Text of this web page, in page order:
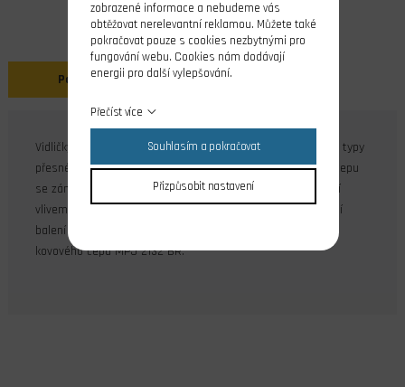
Popis
Vidličky se speciálním kovovým čepem vhodné pro všechny typy
přesného spojení táhel a ovládacích pák. Konec kovového čepu
se zámkem minimalizuje nebezpečí samovolného rozpojení
vlivem únavy nebo vibrací. K dispozici v bílé barvě. Součástí
balení jsou kovové čepy průměr 2 mm. Náhradní balení
kovového čepu MPJ 2132 BR.
zobrazené informace a nebudeme vás
obtěžovat nerelevantní reklamou. Můžete také
pokračovat pouze s cookies nezbytnými pro
fungování webu. Cookies nám dodávají
energii pro další vylepšování.
Přečíst více
Souhlasím a pokračovat
Přizpůsobit nastavení